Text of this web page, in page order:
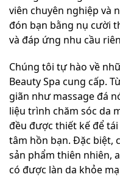
viên chuyên nghiệp và
đón bạn bằng nụ cười
và đáp ứng nhu cầu
Chúng tôi tự hào về
Beauty Spa cung cấp.
giãn như massage đá
liệu trình chăm sóc da
đều được thiết kế để
tâm hồn bạn. Đặc biệt,
sản phẩm thiên nhiên,
có được làn da khỏe